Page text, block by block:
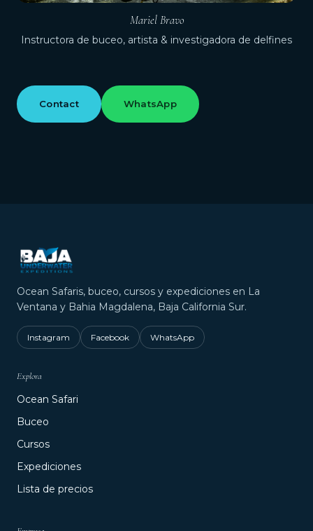
Mariel Bravo
Instructora de buceo, artista & investigadora de delfines
Contact WhatsApp
Ocean Safaris, buceo, cursos y expediciones en La
Ventana y Bahia Magdalena, Baja California Sur.
Instagram Facebook WhatsApp
Explora
Ocean Safari
Buceo
Cursos
Expediciones
Lista de precios